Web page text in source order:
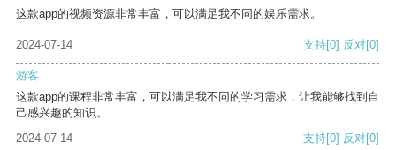
这款app的视频资源非常丰富，可以满足我不同的娱乐需求。
2024-07-14 支持[0] 反对[0]
游客
这款app的课程非常丰富，可以满足我不同的学习需求，让我能够找到自
己感兴趣的知识。
2024-07-14
支持[0] 反对[0]